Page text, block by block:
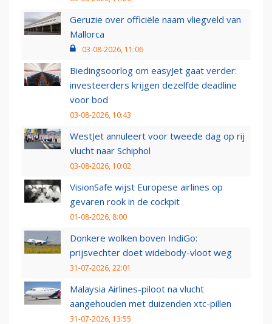
Geruzie over officiële naam vliegveld van
Mallorca
03-08-2026, 11:06
Biedingsoorlog om easyJet gaat verder:
investeerders krijgen dezelfde deadline
voor bod
03-08-2026, 10:43
WestJet annuleert voor tweede dag op rij
vlucht naar Schiphol
03-08-2026, 10:02
VisionSafe wijst Europese airlines op
gevaren rook in de cockpit
01-08-2026, 8:00
Donkere wolken boven IndiGo:
prijsvechter doet widebody-vloot weg
31-07-2026, 22:01
Malaysia Airlines-piloot na vlucht
aangehouden met duizenden xtc-pillen
31-07-2026, 13:55